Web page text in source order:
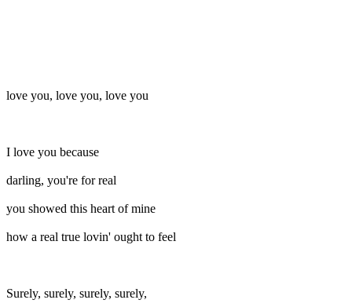
love you, love you, love you
I love you because
darling, you're for real
you showed this heart of mine
how a real true lovin' ought to feel
Surely, surely, surely, surely,